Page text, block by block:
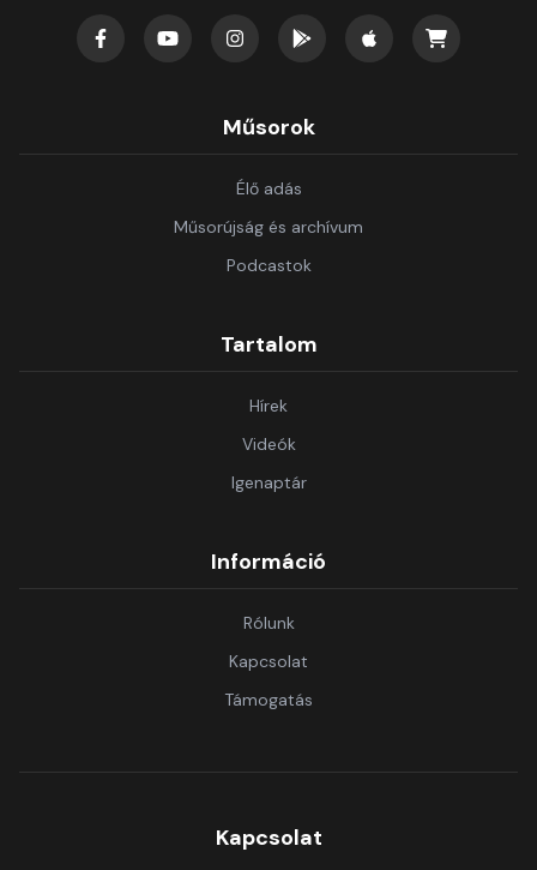
Műsorok
Élő adás
Műsorújság és archívum
Podcastok
Tartalom
Hírek
Videók
Igenaptár
Információ
Rólunk
Kapcsolat
Támogatás
Kapcsolat